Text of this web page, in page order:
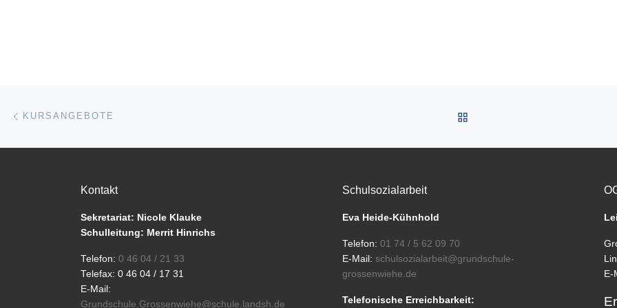
Beitragsnavigation
KURSANGEBOTE
Kontakt
Sekretariat: Nicole Klauke
Schulleitung: Merrit Hinrichs
Telefon: 0 46 04 / 21 33
Telefax: 0 46 04 / 17 31
E-Mail:
Grundschule.Grossenwiehe@schule.landsh.de
Schulsozialarbeit
Eva Heide-Kühnhold
Telefon: 01 74 / 5 62 09 70
E-Mail: schulsozialarbeit@grundschule-
grossenwiehe.de
Telefonische Erreichbarkeit:
E-